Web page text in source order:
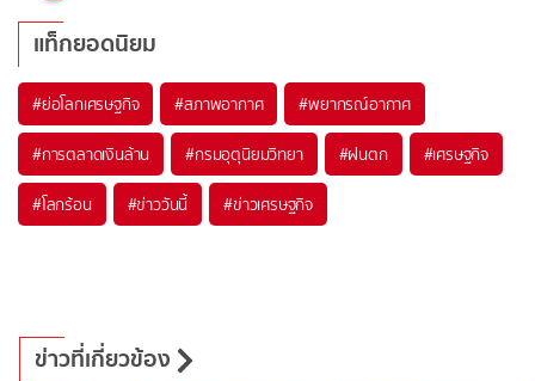
แท็กยอดนิยม
#ย่อโลกเศรษฐกิจ #สภาพอากาศ #พยากรณ์อากาศ
#การตลาดเงินล้าน #กรมอุตุนิยมวิทยา #ฝนตก #เศรษฐกิจ
#โลกร้อน #ข่าววันนี้ #ข่าวเศรษฐกิจ
ข่าวที่เกี่ยวข้อง